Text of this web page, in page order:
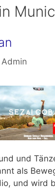
Admin
und
als
und wird